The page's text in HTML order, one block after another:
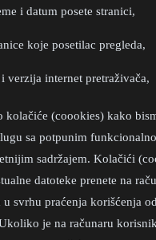
i datum posete stranici,
koje posetilac pregleda,
verzija internet pretraživača,
kolačiće (coookies) kako
sa potpunim
sadržajem. Kolačići
datoteke prenete na
u svrhu praćenja korišćenja
je na računaru